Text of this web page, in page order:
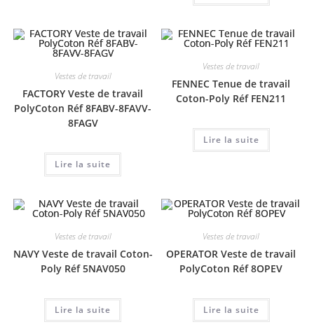
Vestes de travail
FACTORY Veste de travail
PolyCoton Réf 8FABV-8FAVV-
8FAGV
Lire la suite
Vestes de travail
FENNEC Tenue de travail
Coton-Poly Réf FEN211
Lire la suite
Vestes de travail
NAVY Veste de travail Coton-
Poly Réf 5NAV050
Lire la suite
Vestes de travail
OPERATOR Veste de travail
PolyCoton Réf 8OPEV
Lire la suite